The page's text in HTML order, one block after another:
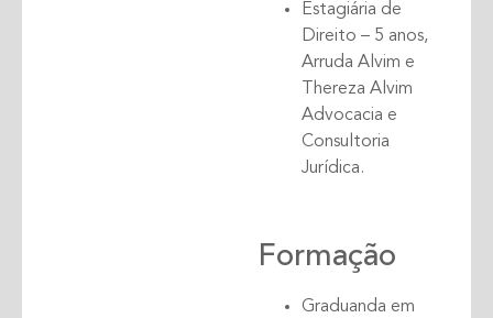
Estagiária de
Direito – 5 anos,
Arruda Alvim e
Thereza Alvim
Advocacia e
Consultoria
Jurídica.
Formação
Graduanda em